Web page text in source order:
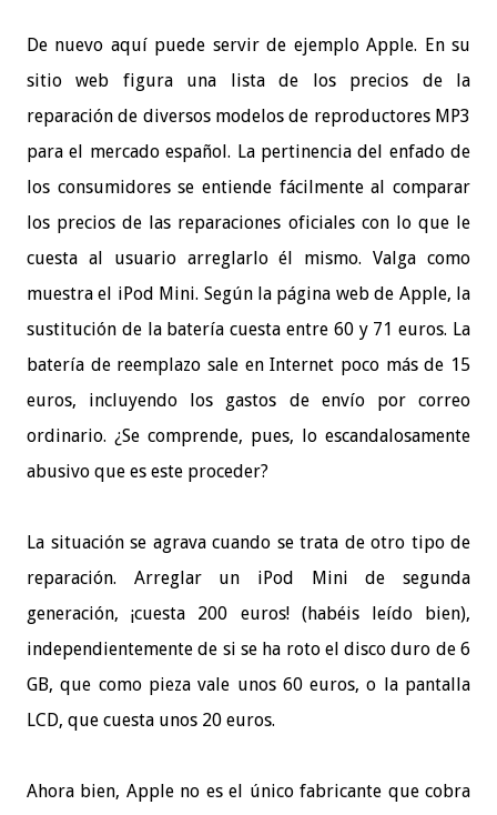
De nuevo aquí puede servir de ejemplo Apple. En su
sitio web figura una lista de los precios de la
reparación de diversos modelos de reproductores MP3
para el mercado español. La pertinencia del enfado de
los consumidores se entiende fácilmente al comparar
los precios de las reparaciones oficiales con lo que le
cuesta al usuario arreglarlo él mismo. Valga como
muestra el iPod Mini. Según la página web de Apple, la
sustitución de la batería cuesta entre 60 y 71 euros. La
batería de reemplazo sale en Internet poco más de 15
euros, incluyendo los gastos de envío por correo
ordinario. ¿Se comprende, pues, lo escandalosamente
abusivo que es este proceder?
La situación se agrava cuando se trata de otro tipo de
reparación. Arreglar un iPod Mini de segunda
generación, ¡cuesta 200 euros! (habéis leído bien),
independientemente de si se ha roto el disco duro de 6
GB, que como pieza vale unos 60 euros, o la pantalla
LCD, que cuesta unos 20 euros.
Ahora bien, Apple no es el único fabricante que cobra